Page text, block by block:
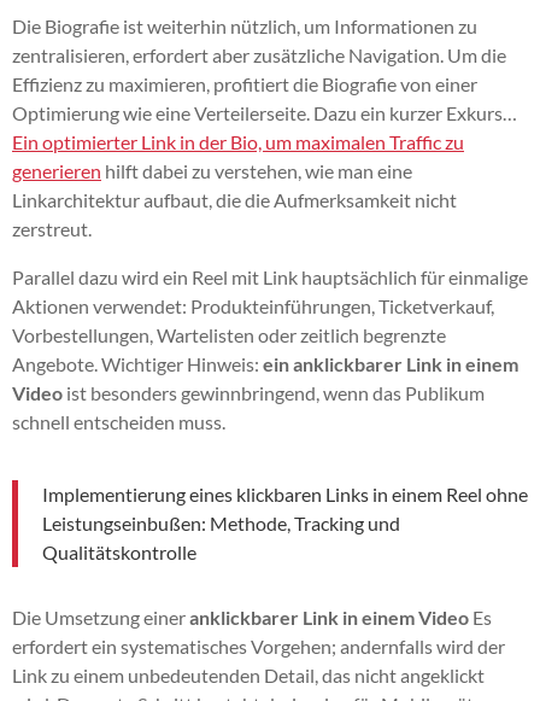
Die Biografie ist weiterhin nützlich, um Informationen zu
zentralisieren, erfordert aber zusätzliche Navigation. Um die
Effizienz zu maximieren, profitiert die Biografie von einer
Optimierung wie eine Verteilerseite. Dazu ein kurzer Exkurs…
Ein optimierter Link in der Bio, um maximalen Traffic zu
generieren hilft dabei zu verstehen, wie man eine
Linkarchitektur aufbaut, die die Aufmerksamkeit nicht
zerstreut.
Parallel dazu wird ein Reel mit Link hauptsächlich für einmalige
Aktionen verwendet: Produkteinführungen, Ticketverkauf,
Vorbestellungen, Wartelisten oder zeitlich begrenzte
Angebote. Wichtiger Hinweis: ein anklickbarer Link in einem
Video ist besonders gewinnbringend, wenn das Publikum
schnell entscheiden muss.
Implementierung eines klickbaren Links in einem Reel ohne
Leistungseinbußen: Methode, Tracking und
Qualitätskontrolle
Die Umsetzung eineranklickbarer Link in einem Video Es
erfordert ein systematisches Vorgehen; andernfalls wird der
Link zu einem unbedeutenden Detail, das nicht angeklickt